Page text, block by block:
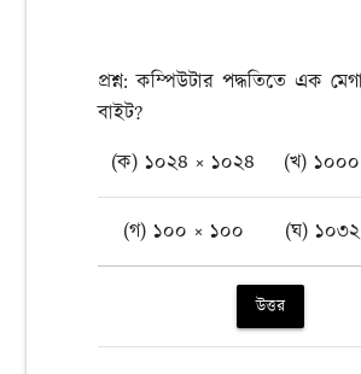
প্রশ্ন: কম্পিউটার পদ্ধতিতে এক
বাইট?
(ক) ১০২৪ × ১০২৪
(খ)
(গ) ১০০ × ১০০ (ঘ)
উত্তর